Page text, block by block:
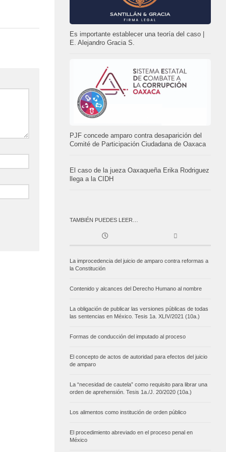
Es importante establecer una teoría del caso |
E. Alejandro Gracia S.
PJF concede amparo contra desaparición del
Comité de Participación Ciudadana de Oaxaca
El caso de la jueza Oaxaqueña Erika Rodriguez
llega a la CIDH
TAMBIÉN PUEDES LEER…
La improcedencia del juicio de amparo contra reformas a
la Constitución
Contenido y alcances del Derecho Humano al nombre
La obligación de publicar las versiones públicas de todas
las sentencias en México. Tesis 1a. XLIV/2021 (10a.)
Formas de conducción del imputado al proceso
El concepto de actos de autoridad para efectos del juicio
de amparo
La “necesidad de cautela” como requisito para librar una
orden de aprehensión. Tesis 1a./J. 20/2020 (10a.)
Los alimentos como institución de orden público
El procedimiento abreviado en el proceso penal en
México